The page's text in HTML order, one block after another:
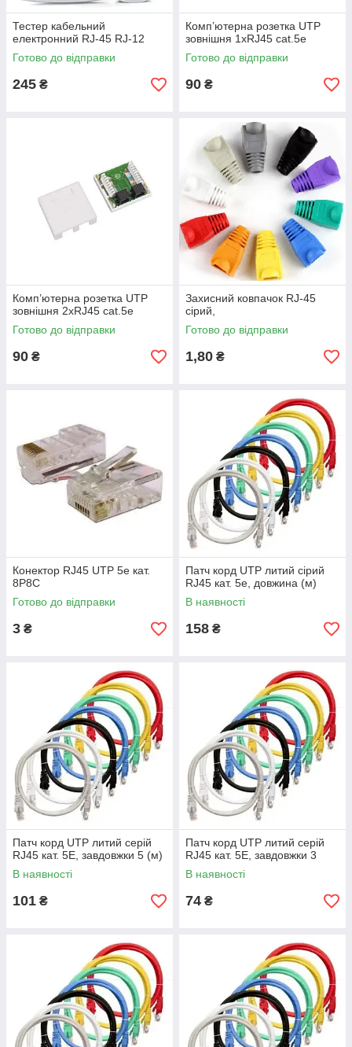
Тестер кабельний
електронний RJ-45 RJ-12
Готово до відправки
245 ₴
Комп’ютерна розетка UTP
зовнішня 1хRJ45 cat.5e
Готово до відправки
90 ₴
Комп’ютерна розетка UTP
зовнішня 2хRJ45 cat.5e
Готово до відправки
90 ₴
Захисний ковпачок RJ-45
сірий,
Готово до відправки
1,80 ₴
Конектор RJ45 UTP 5е кат.
8P8C
Готово до відправки
3 ₴
Патч корд UTP литий сірий
RJ45 кат. 5е, довжина (м)
В наявності
158 ₴
Патч корд UTP литий серій
RJ45 кат. 5Е, завдовжки 5 (м)
В наявності
101 ₴
Патч корд UTP литий серій
RJ45 кат. 5Е, завдовжки 3
В наявності
74 ₴